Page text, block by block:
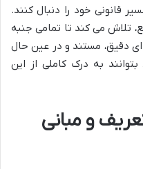
قانونی خود را دنبال کنند.
تلاش می کند تا تمامی جنبه
ای دقیق، مستند و در عین حال
به درک کاملی از این
و مبانی